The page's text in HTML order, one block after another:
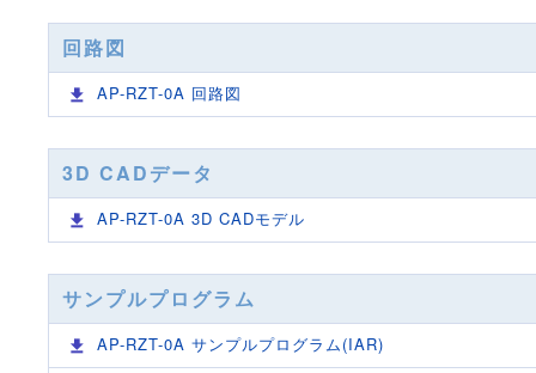
回路図
AP-RZT-0A 回路図
3D CADデータ
AP-RZT-0A 3D CADモデル
サンプルプログラム
AP-RZT-0A サンプルプログラム(IAR)